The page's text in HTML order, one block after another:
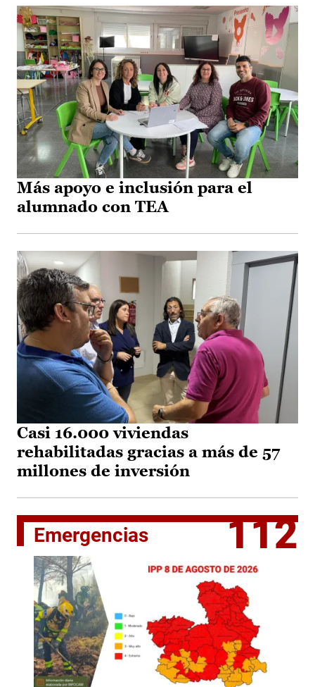
Más apoyo e inclusión para el
alumnado con TEA
Casi 16.000 viviendas
rehabilitadas gracias a más de 57
millones de inversión
Emergencias 112